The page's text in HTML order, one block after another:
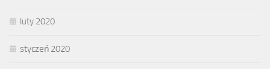
luty 2020
styczeń 2020